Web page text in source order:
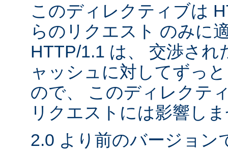
このディレクティブは
らのリクエスト のみに
HTTP/1.1 は、 交渉さ
ャッシュに対してずっ
ので、 このディレクテ
リクエストには影響し
2.0 より前のバージョン